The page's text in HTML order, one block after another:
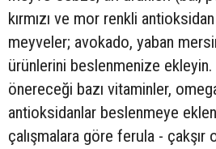
kırmızı ve mor renkli
meyveler; avokado, yaban
ürünlerini beslenmenize
önereceği bazı vitaminler,
antioksidanlar beslenmeye
çalışmalara göre ferula -